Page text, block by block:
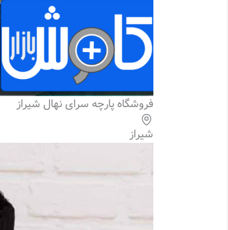
فروشگاه پارچه سرای نهال شیراز
شیراز